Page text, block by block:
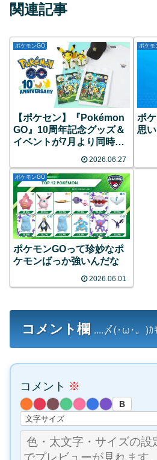
関連記事
ポケモンGO
【ポケセン】『Pokémon
GO』10周年記念グッズ＆
イベントが7月より同時開
催！限定ピカチュウのグリ
ーティングや特別なレイド
バトルなど目白押し！
2026.06.27
ポケモ
ポ
思
ポケモンGO
ポケモンGOって珍妙なポ
ケモンばっか強いんだな
2026.06.01
コメント欄 ....〆(･ω･。)ｶ
コメント ※
B